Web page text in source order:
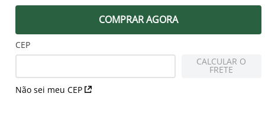
Patch Campeão 2023 Libertadores
MANGA DIREITA
COMPRAR AGORA
CEP
Não sei meu CEP
CALCULAR O
FRETE